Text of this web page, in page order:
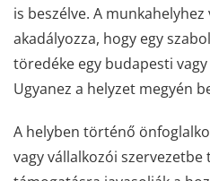
is beszélve. A
akadályozza, hogy egy
töredéke egy budapesti
Ugyanez a helyzet megyén
A helyben történő
vagy vállalkozói